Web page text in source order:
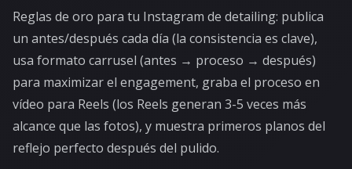
Reglas de oro para tu Instagram de detailing: publica
un antes/después cada día (la consistencia es clave),
usa formato carrusel (antes → proceso → después)
para maximizar el engagement, graba el proceso en
vídeo para Reels (los Reels generan 3-5 veces más
alcance que las fotos), y muestra primeros planos del
reflejo perfecto después del pulido.